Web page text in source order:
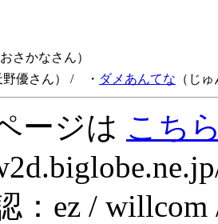
おさかなさん）
野優さん） / ・ ダメあんてな （じ
ージは こち
：ez /